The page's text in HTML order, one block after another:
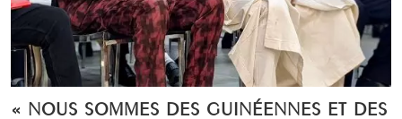
« NOUS SOMMES DES GUINÉENNES ET DES